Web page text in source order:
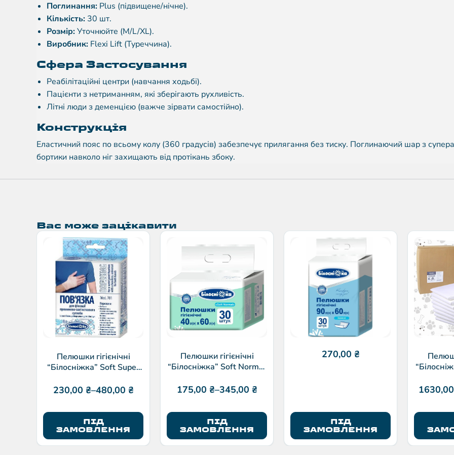
Поглинання: Plus (підвищене/нічне).
Кількість: 30 шт.
Розмір:Уточнюйте (M/L/XL).
Виробник: Flexi Lift (Туреччина).
Сфера Застосування
Реабілітаційні центри (навчання ходьбі).
Пацієнти з нетриманням, які зберігають рухливість.
Літні люди з деменцією (важче зірвати самостійно).
Конструкція
Еластичний пояс по всьому колу (360 градусів) забезпечує прилягання без тиску. Поглинаючий шар з
бортики навколо ніг захищають від протікань збоку.
Вас може зацікавити
Пелюшки гігієнічні
“Білосніжка” Soft Super
230,00 ₴–480,00 ₴
ПІД
ЗАМОВЛЕННЯ
Пелюшки гігієнічні
“Білосніжка” Soft Normal
175,00 ₴–345,00 ₴
ПІД
ЗАМОВЛЕННЯ
270,00 ₴
ПІД
ЗАМОВЛЕННЯ
1630,00